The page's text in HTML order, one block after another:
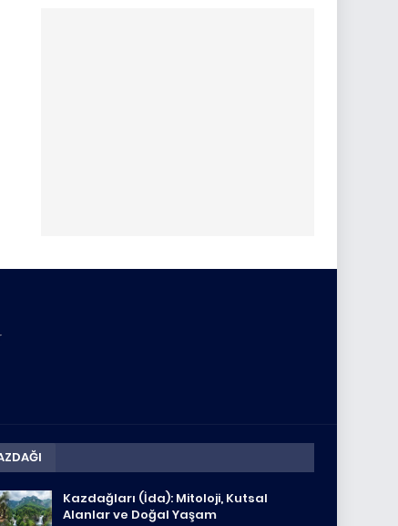
Kazdağları (İda): Mitoloji, Kutsal
Alanlar ve Doğal Yaşam